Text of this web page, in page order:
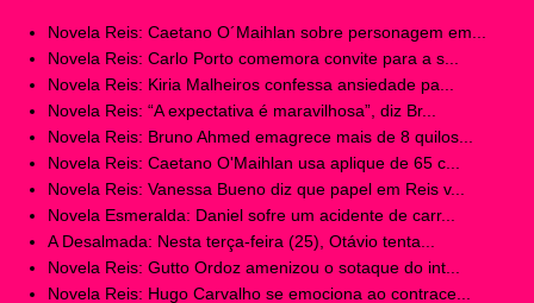
Novela Reis: Caetano O´Maihlan sobre personagem em...
Novela Reis: Carlo Porto comemora convite para a s...
Novela Reis: Kiria Malheiros confessa ansiedade pa...
Novela Reis: “A expectativa é maravilhosa”, diz Br...
Novela Reis: Bruno Ahmed emagrece mais de 8 quilos...
Novela Reis: Caetano O'Maihlan usa aplique de 65 c...
Novela Reis: Vanessa Bueno diz que papel em Reis v...
Novela Esmeralda: Daniel sofre um acidente de carr...
A Desalmada: Nesta terça-feira (25), Otávio tenta...
Novela Reis: Gutto Ordoz amenizou o sotaque do int...
Novela Reis: Hugo Carvalho se emociona ao contrace...